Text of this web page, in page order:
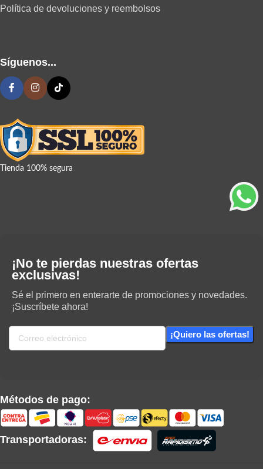
Política de devoluciones y reembolsos
Síguenos...
Tienda 100% segura
¡No te pierdas nuestras ofertas
exclusivas!
Sé el primero en enterarte de promociones y novedades.
¡Suscríbete ahora!
Métodos de pago:
Transportadoras: